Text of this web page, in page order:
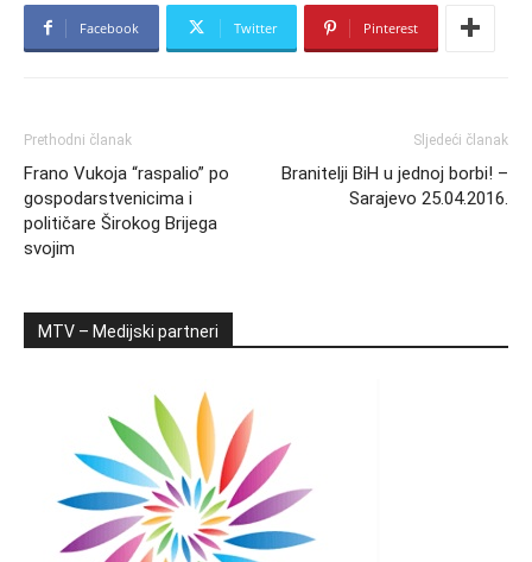
Facebook Twitter Pinterest
Prethodni članak
Frano Vukoja “raspalio” po
gospodarstvenicima i
političare Širokog Brijega
svojim
Sljedeći članak
Branitelji BiH u jednoj borbi! –
Sarajevo 25.04.2016.
MTV – Medijski partneri